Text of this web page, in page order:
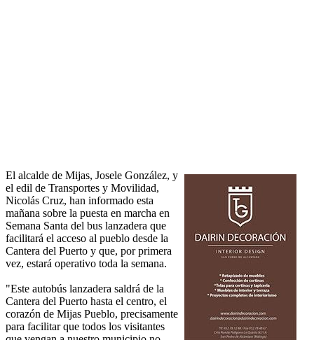
El alcalde de Mijas, Josele González, y
el edil de Transportes y Movilidad,
Nicolás Cruz, han informado esta
mañana sobre la puesta en marcha en
Semana Santa del bus lanzadera que
facilitará el acceso al pueblo desde la
Cantera del Puerto y que, por primera
vez, estará operativo toda la semana.
"Este autobús lanzadera saldrá de la
Cantera del Puerto hasta el centro, el
corazón de Mijas Pueblo, precisamente
para facilitar que todos los visitantes